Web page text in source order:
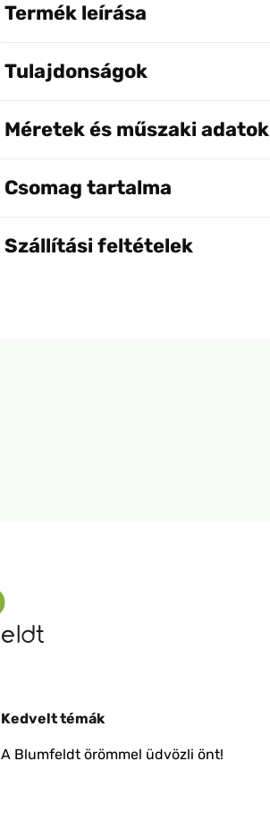
Termék leírása
Tulajdonságok
Méretek és műszaki adatok
Csomag tartalma
Szállítási feltételek
Kedvelt témák
A Blumfeldt örömmel üdvözli önt!